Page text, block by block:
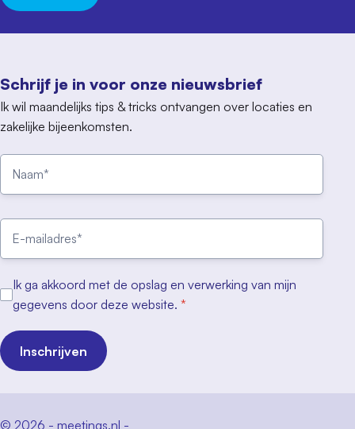
Schrijf je in voor onze nieuwsbrief
Ik wil maandelijks tips & tricks ontvangen over locaties en
zakelijke bijeenkomsten.
Ik ga akkoord met de opslag en verwerking van mijn
gegevens door deze website. *
Inschrijven
© 2026 - meetings.nl -